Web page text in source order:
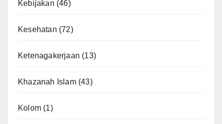
Kebijakan (46)
Kesehatan (72)
Ketenagakerjaan (13)
Khazanah Islam(43)
Kolom (1)